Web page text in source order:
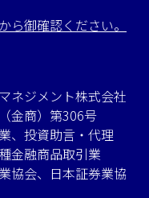
ら御確認ください。
ネジメント株式会社
金商）第306号
、投資助言・代理
金融商品取引業
協会、日本証券業協